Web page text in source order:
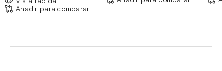
Añadir para comparar